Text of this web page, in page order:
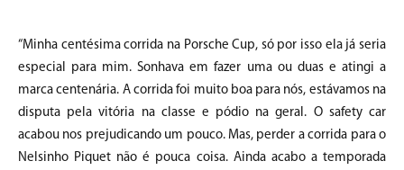
“Minha centésima corrida na Porsche Cup, só por isso ela já seria
especial para mim. Sonhava em fazer uma ou duas e atingi a
marca centenária. A corrida foi muito boa para nós, estávamos na
disputa pela vitória na classe e pódio na geral. O safety car
acabou nos prejudicando um pouco. Mas, perder a corrida para o
Nelsinho Piquet não é pouca coisa. Ainda acabo a temporada